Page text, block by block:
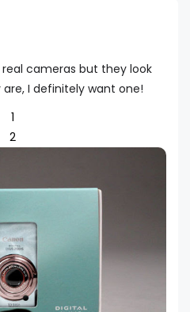
real cameras but they look
I definitely want one!
1
2